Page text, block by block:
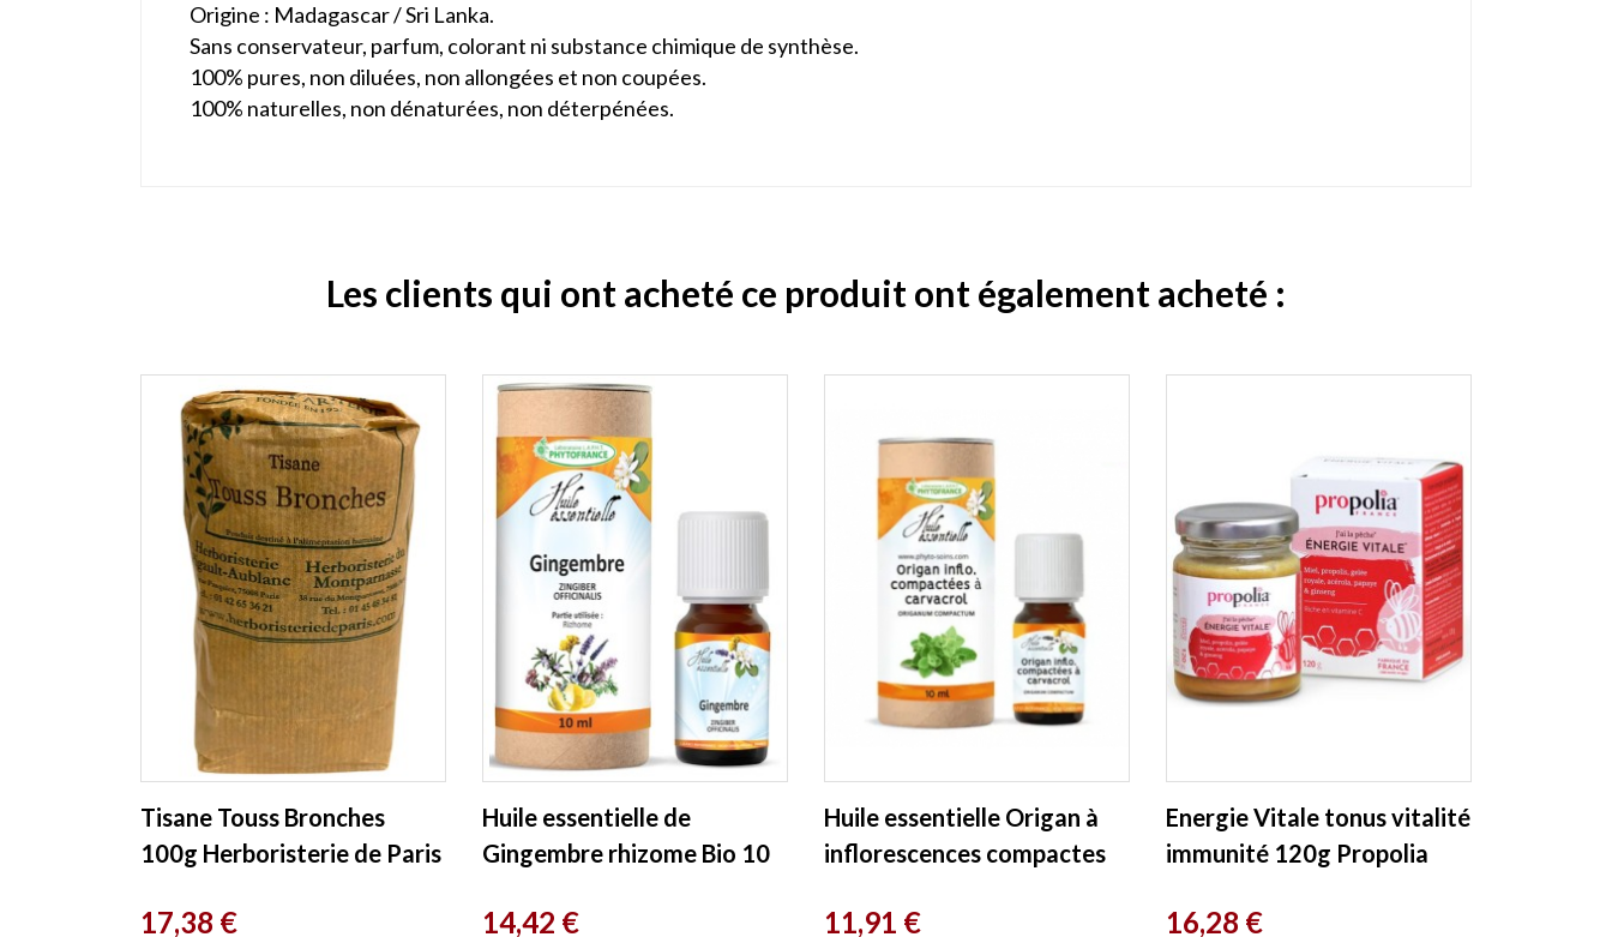
Origine : Madagascar / Sri Lanka.
Sans conservateur, parfum, colorant ni substance chimique de synthèse.
100% pures, non diluées, non allongées et non coupées.
100% naturelles, non dénaturées, non déterpénées.
Les clients qui ont acheté ce produit ont également acheté :
Tisane Touss Bronches
100g Herboristerie de Paris
Prix
17,38 €
Huile essentielle de
Gingembre rhizome Bio 10
Prix
14,42 €
Huile essentielle Origan à
inflorescences compactes
Prix
11,91 €
Energie Vitale tonus vitalité
immunité 120g Propolia
Prix
16,28 €